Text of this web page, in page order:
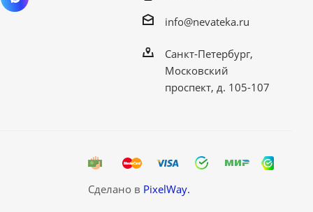
info@nevateka.ru
Санкт-Петербург,
Московский
проспект, д. 105-107
Сделано в PixelWay.